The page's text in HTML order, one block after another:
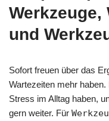
Werkzeuge,
und
Sofort freuen über das
Wartezeiten mehr
Stress im Alltag haben,
gern weiter. Für